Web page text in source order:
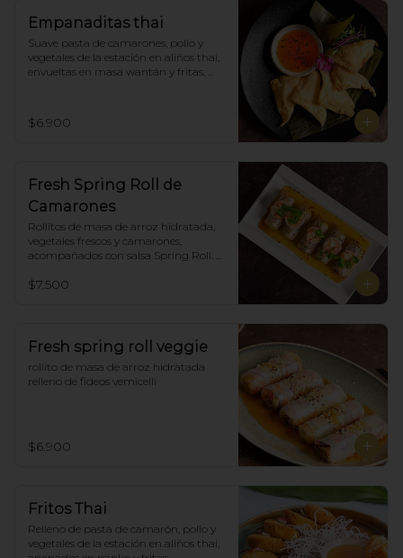
Empanaditas thai
Suave pasta de camarones, pollo y
vegetales de la estación en aliños thai,
envueltas en masa wantán y fritas,
$6.900
Fresh Spring Roll de
Camarones
Rollitos de masa de arroz hidratada,
vegetales frescos y camarones,
acompañados con salsa Spring Roll.
$7.500
Fresh spring roll veggie
rollito de masa de arroz hidratada
relleno de fideos vemicelli
$6.900
Fritos Thai
Relleno de pasta de camarón, pollo y
vegetales de la estación en aliños thai,